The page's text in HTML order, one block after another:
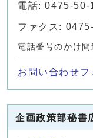
電話: 0475-50-
ファクス:
電話番号のかけ間
お問い合わせフ
企画政策部秘書